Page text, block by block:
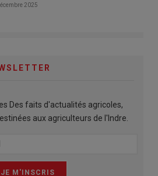
2025
Des faits d'actualités agricoles,
aux agriculteurs de l'Indre.